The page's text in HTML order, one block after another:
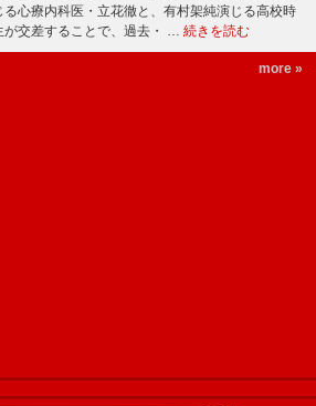
心療内科医・立花徹と、有村架純演じる高校時
が交差することで、過去・ … 続きを読む
more »